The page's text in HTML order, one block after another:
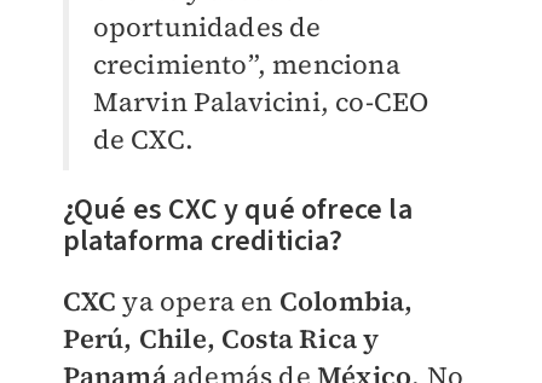
oportunidades de
crecimiento”, menciona
Marvin Palavicini, co-CEO
de CXC.
¿Qué es CXC y qué ofrece la
plataforma crediticia?
CXCya opera en Colombia,
Perú, Chile, Costa Rica y